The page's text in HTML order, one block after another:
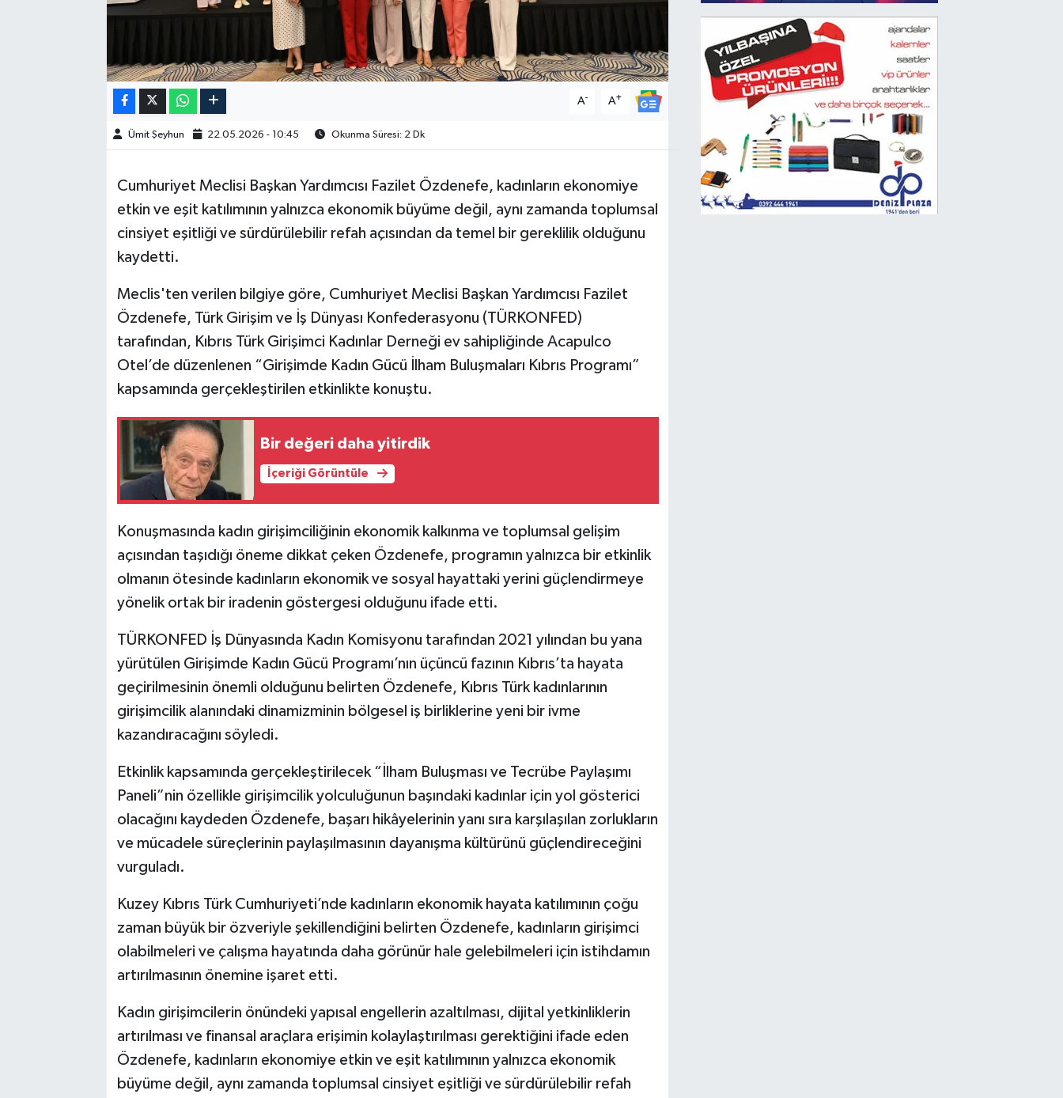
A- A+
Ümit Şeyhun 22.05.2026 - 10:45 Okunma Süresi: 2 Dk
Cumhuriyet Meclisi Başkan Yardımcısı Fazilet Özdenefe, kadınların ekonomiye
etkin ve eşit katılımının yalnızca ekonomik büyüme değil, aynı zamanda toplumsal
cinsiyet eşitliği ve sürdürülebilir refah açısından da temel bir gereklilik olduğunu
kaydetti.
Meclis'ten verilen bilgiye göre, Cumhuriyet Meclisi Başkan Yardımcısı Fazilet
Özdenefe, Türk Girişim ve İş Dünyası Konfederasyonu (TÜRKONFED)
tarafından, Kıbrıs Türk Girişimci Kadınlar Derneği ev sahipliğinde Acapulco
Otel’de düzenlenen “Girişimde Kadın Gücü İlham Buluşmaları Kıbrıs Programı”
kapsamında gerçekleştirilen etkinlikte konuştu.
Bir değeri daha yitirdik
İçeriği Görüntüle
Konuşmasında kadın girişimciliğinin ekonomik kalkınma ve toplumsal gelişim
açısından taşıdığı öneme dikkat çeken Özdenefe, programın yalnızca bir etkinlik
olmanın ötesinde kadınların ekonomik ve sosyal hayattaki yerini güçlendirmeye
yönelik ortak bir iradenin göstergesi olduğunu ifade etti.
TÜRKONFED İş Dünyasında Kadın Komisyonu tarafından 2021 yılından bu yana
yürütülen Girişimde Kadın Gücü Programı’nın üçüncü fazının Kıbrıs’ta hayata
geçirilmesinin önemli olduğunu belirten Özdenefe, Kıbrıs Türk kadınlarının
girişimcilik alanındaki dinamizminin bölgesel iş birliklerine yeni bir ivme
kazandıracağını söyledi.
Etkinlik kapsamında gerçekleştirilecek “İlham Buluşması ve Tecrübe Paylaşımı
Paneli”nin özellikle girişimcilik yolculuğunun başındaki kadınlar için yol gösterici
olacağını kaydeden Özdenefe, başarı hikâyelerinin yanı sıra karşılaşılan zorlukların
ve mücadele süreçlerinin paylaşılmasının dayanışma kültürünü güçlendireceğini
vurguladı.
Kuzey Kıbrıs Türk Cumhuriyeti’nde kadınların ekonomik hayata katılımının çoğu
zaman büyük bir özveriyle şekillendiğini belirten Özdenefe, kadınların girişimci
olabilmeleri ve çalışma hayatında daha görünür hale gelebilmeleri için istihdamın
artırılmasının önemine işaret etti.
Kadın girişimcilerin önündeki yapısal engellerin azaltılması, dijital yetkinliklerin
artırılması ve finansal araçlara erişimin kolaylaştırılması gerektiğini ifade eden
Özdenefe, kadınların ekonomiye etkin ve eşit katılımının yalnızca ekonomik
büyüme değil, aynı zamanda toplumsal cinsiyet eşitliği ve sürdürülebilir refah